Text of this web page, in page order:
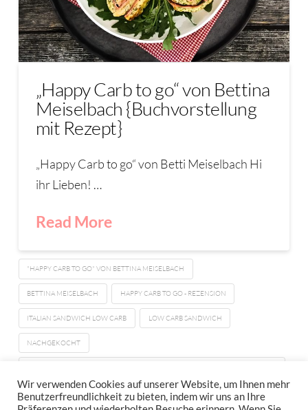
„Happy Carb to go“ von Bettina
Meiselbach {Buchvorstellung
mit Rezept}
„Happy Carb to go“ von Betti Meiselbach Hi
ihr Lieben! …
Read More
"HAPPY CARB TO GO" VON BETTINA MEISELBACH
BETTINA MEISELBACH HAPPY CARB TO GO - REZENSION
ITALIAN SANDWICH LOW CARB LOW CARB SANDWICH
NACHGEKOCHT
Wir verwenden Cookies auf unserer Website, um Ihnen mehr
Benutzerfreundlichkeit zu bieten, indem wir uns an Ihre